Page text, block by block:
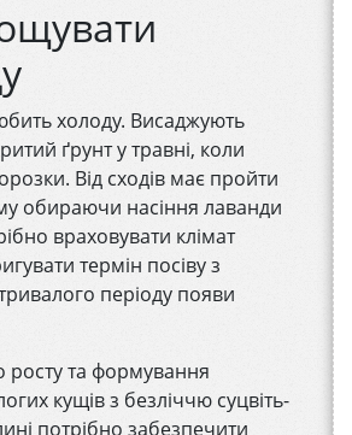
холоду. Висаджують
ґрунт у травні, коли
Від сходів має пройти
обираючи насіння лаванди
враховувати клімат
термін посіву з
періоду появи
росту та формування
кущів з безліччю суцвіть-
потрібно забезпечити